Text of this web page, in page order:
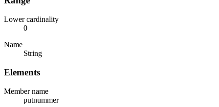
Lower cardinality
0
Name
String
Elements
Member name
putnummer